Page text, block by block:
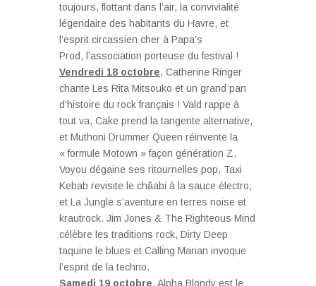
toujours, flottant dans l’air, la convivialité
légendaire des habitants du Havre, et
l’esprit circassien cher à Papa’s
Prod, l’association porteuse du festival !
Vendredi 18 octobre, Catherine Ringer
chante Les Rita Mitsouko et un grand pan
d’histoire du rock français ! Vald rappe à
tout va, Cake prend la tangente alternative,
et Muthoni Drummer Queen réinvente la
« formule Motown » façon génération Z.
Voyou dégaine ses ritournelles pop, Taxi
Kebab revisite le châabi à la sauce électro,
et La Jungle s’aventure en terres noise et
krautrock. Jim Jones & The Righteous Mind
célèbre les traditions rock, Dirty Deep
taquine le blues et Calling Marian invoque
l’esprit de la techno.
Samedi 19 octobre, Alpha Blondy est le